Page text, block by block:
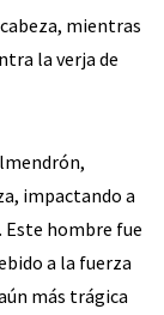
mientras
la verja de
impactando a
Este hombre fue
a la fuerza
más trágica